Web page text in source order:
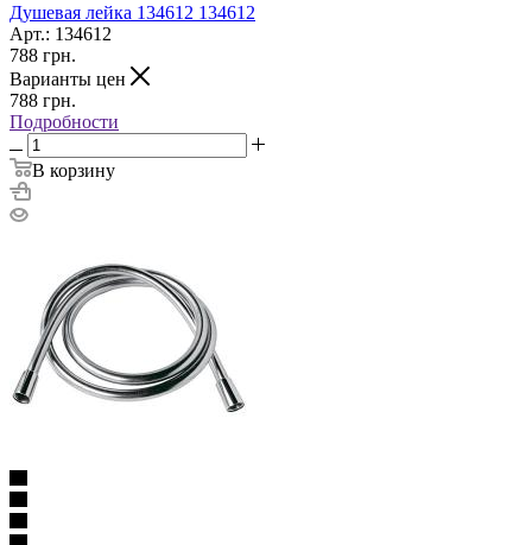
Душевая лейка 134612 134612
Арт.: 134612
788 грн.
Варианты цен
788 грн.
Подробности
В корзину